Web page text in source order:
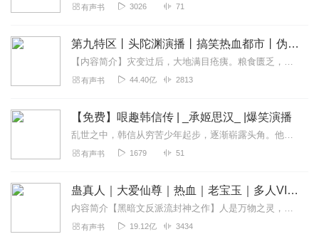
有声书 3026 71
第九特区丨头陀渊演播丨搞笑热血都市丨伪戒丨VIP免费多人有声剧
【内容简介】灾变过后，大地满目疮痍。粮食匮乏，资源紧俏，局势混乱……一位从待规划区杀出来的青年，背对着漫天黄沙，孤身来到九区谋生，却不曾想偶然结识三五好友，一念...
有声书 44.40亿 2813
【免费】哏趣韩信传 | _承姬思汉_ |爆笑演播
乱世之中，韩信从穷苦少年起步，逐渐崭露头角。他自幼家境贫寒，衣衫褴褛，却心怀壮志。面对生活的窘迫，他尝试过卖艺、求职，却屡屡碰壁，闹出不少笑话。在军营里，他被当...
有声书 1679 51
蛊真人｜大爱仙尊｜热血｜老宝玉｜多人VIP免费有声剧
内容简介【黑暗文反派流封神之作】人是万物之灵，蛊是天地真精。一个穿越者不断重生的故事。一个养蛊、炼蛊、用蛊的奇特世界。配音组（男角色）老宝玉旁白...
有声书 19.12亿 3434